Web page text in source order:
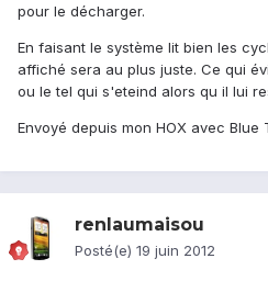
pour le décharger.
En faisant le système lit bien les
affiché sera au plus juste. Ce qui
ou le tel qui s'eteind alors qu il lui
Envoyé depuis mon HOX avec Blue
renlaumaisou
Posté(e) 19 juin 2012